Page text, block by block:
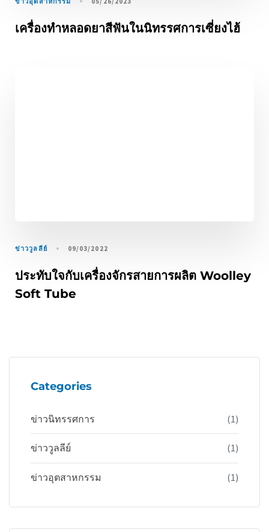
เครื่องทำหลอดยาสีฟันในนิทรรศการเซี่ยงไฮ้
ข่าววูลลีย์ 09/03/2022
ประทับใจกับเครื่องจักรสายการผลิต Woolley
Soft Tube
Categories
ข่าวนิทรรศการ (1)
ข่าววูลลีย์ (1)
ข่าวอุตสาหกรรม (1)